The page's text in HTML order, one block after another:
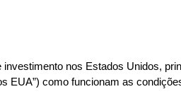
nos Estados Unidos,
EUA”) como funcionam as